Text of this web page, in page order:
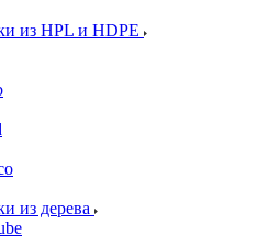
из HPL и HDPE
из дерева